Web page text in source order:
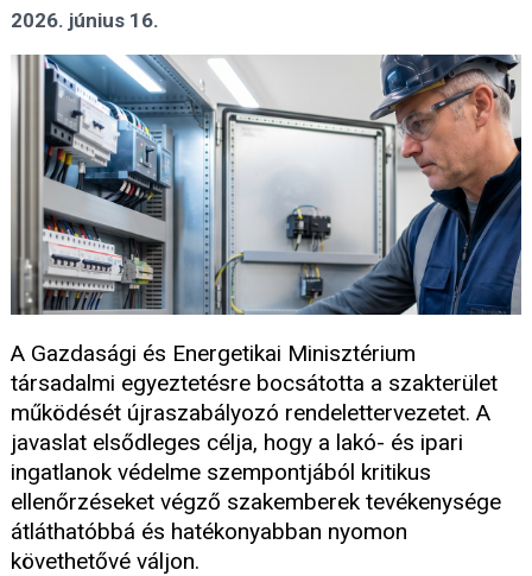
2026. június 16.
A Gazdasági és Energetikai Minisztérium
társadalmi egyeztetésre bocsátotta a szakterület
működését újraszabályozó rendelettervezetet. A
javaslat elsődleges célja, hogy a lakó- és ipari
ingatlanok védelme szempontjából kritikus
ellenőrzéseket végző szakemberek tevékenysége
átláthatóbbá és hatékonyabban nyomon
követhetővé váljon.